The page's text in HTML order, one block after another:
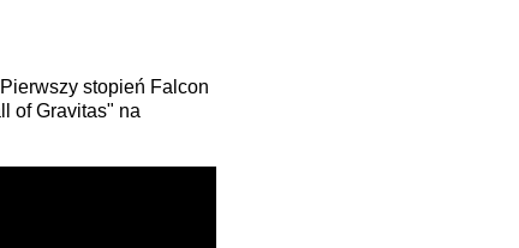
stopień Falcon
of Gravitas" na